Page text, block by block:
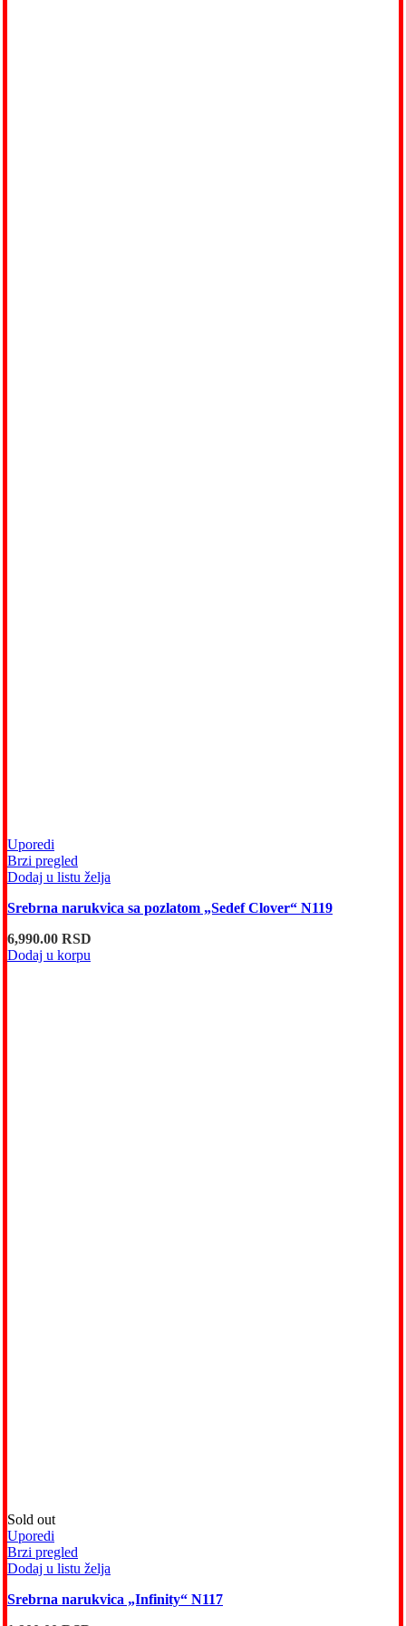
Uporedi
Brzi pregled
Dodaj u listu želja
Srebrna narukvica sa pozlatom „Sedef Clover“ N119
6,990.00 RSD
Dodaj u korpu
Sold out
Uporedi
Brzi pregled
Dodaj u listu želja
Srebrna narukvica „Infinity“ N117